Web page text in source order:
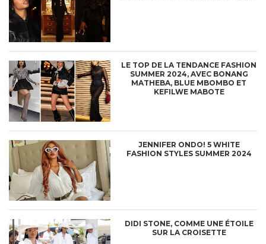
LE TOP DE LA TENDANCE FASHION
SUMMER 2024, AVEC BONANG
MATHEBA, BLUE MBOMBO ET
KEFILWE MABOTE
JENNIFER ONDO! 5 WHITE
FASHION STYLES SUMMER 2024
DIDI STONE, COMME UNE ÉTOILE
SUR LA CROISETTE